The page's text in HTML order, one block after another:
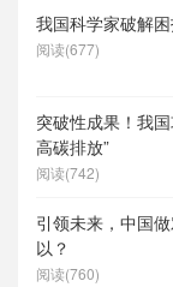
我国科学家破解
阅读(677)
突破性成果！我
高碳排放”
阅读(742)
引领未来，中国
以？
阅读(760)